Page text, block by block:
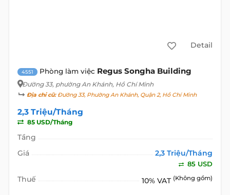
Detail
4551 Phòng làm việc Regus Songha Building
Đường 33, phường An Khánh, Hồ Chí Minh
Địa chỉ cũ:Đường 33, Phường An Khánh, Quận 2, Hồ Chí Minh
2,3 Triệu/Tháng
85 USD/Tháng
Tầng
Giá
2,3 Triệu/Tháng
85 USD
Thuế 10% VAT (Không gồm)